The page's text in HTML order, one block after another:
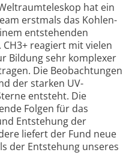
hat ein
erstmals das Kohlen­
entstehenden
reagiert mit vielen
Bildung sehr komplexer
Die Beobachtungen
der starken UV-
entsteht. Die
Folgen für das
Entstehung der
liefert der Fund neue
der Entstehung unseres